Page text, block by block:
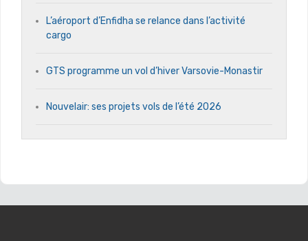
L’aéroport d’Enfidha se relance dans l’activité
cargo
GTS programme un vol d’hiver Varsovie-Monastir
Nouvelair: ses projets vols de l’été 2026